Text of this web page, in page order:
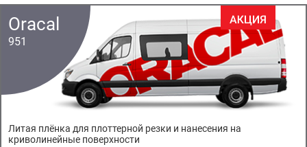
Oracal
951
Литая плёнка для плоттерной резки и нанесения на
криволинейные поверхности